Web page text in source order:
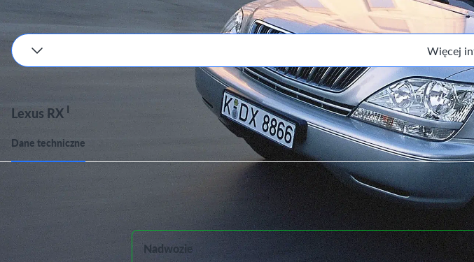
Podane wartości są orientacyjne, dokładne dane zależne będą od wyboru silnika i wersji.
Więcej
Lexus RX I
Dane techniczne
Dane techniczne
Nadwozie